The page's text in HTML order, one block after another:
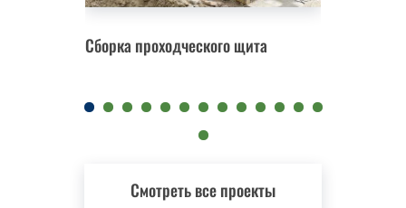
Сборка проходческого щита
Смотреть все проекты